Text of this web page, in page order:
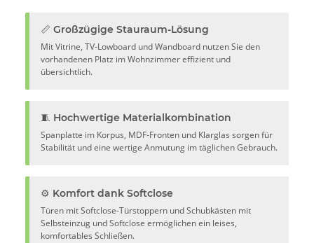
📏 Großzügige Stauraum-Lösung
Mit Vitrine, TV-Lowboard und Wandboard nutzen Sie den
vorhandenen Platz im Wohnzimmer effizient und
übersichtlich.
🧵 Hochwertige Materialkombination
Spanplatte im Korpus, MDF-Fronten und Klarglas sorgen für
Stabilität und eine wertige Anmutung im täglichen Gebrauch.
⚙️ Komfort dank Softclose
Türen mit Softclose-Türstoppern und Schubkästen mit
Selbsteinzug und Softclose ermöglichen ein leises,
komfortables Schließen.